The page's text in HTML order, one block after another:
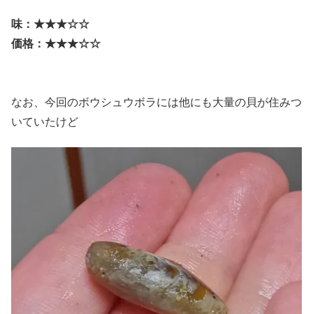
味：★★★☆☆
価格：★★★☆☆
なお、今回のボウシュウボラには他にも大量の貝が住みつ
いていたけど